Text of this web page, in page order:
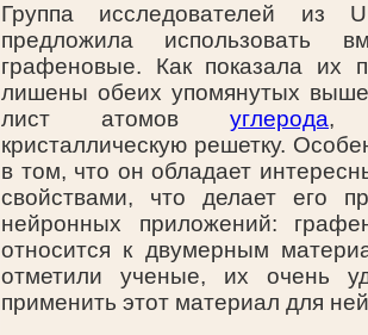
Группа исследователей из
предложила использовать
графеновые. Как показала их
лишены обеих упомянутых
лист атомов углерода,
кристаллическую решетку.
в том, что он обладает
свойствами, что делает его
нейронных приложений:
относится к двумерным
отметили ученые, их очень
применить этот материал для